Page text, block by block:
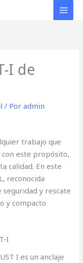
I de
/ Poradmin
trabajo que
con este propósito,
calidad. En este
reconocida
y rescate
y compacto
I
I es un anclaje